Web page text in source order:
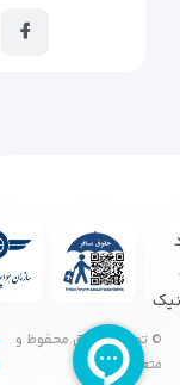
© تمامی حقوق محفوظ و
متعلق به